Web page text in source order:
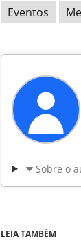
Eventos
Sobre o
LEIA TAMBÉM